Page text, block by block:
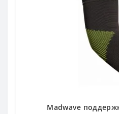
Madwave